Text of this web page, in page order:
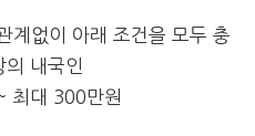
계없이 아래 조건을 모두 충
내국인
최대 300만원